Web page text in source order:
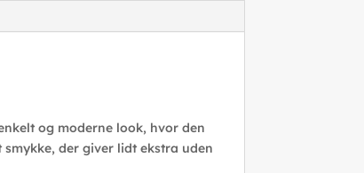
og moderne look, hvor den
der giver lidt ekstra uden